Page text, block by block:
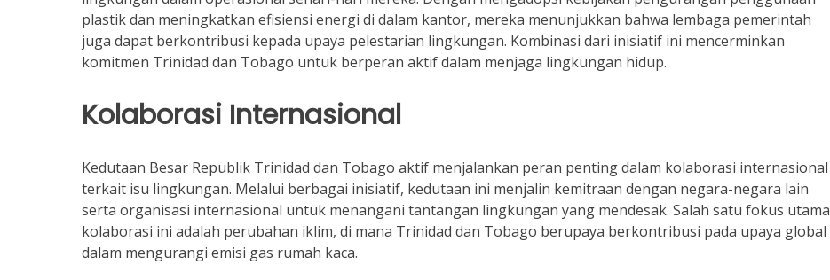
plastik dan meningkatkan efisiensi energi di dalam kantor, mereka menunjukkan bahwa lembaga pemerintah
juga dapat berkontribusi kepada upaya pelestarian lingkungan. Kombinasi dari inisiatif ini mencerminkan
komitmen Trinidad dan Tobago untuk berperan aktif dalam menjaga lingkungan hidup.
Kolaborasi Internasional
Kedutaan Besar Republik Trinidad dan Tobago aktif menjalankan peran penting dalam kolaborasi internasional
terkait isu lingkungan. Melalui berbagai inisiatif, kedutaan ini menjalin kemitraan dengan negara-negara lain
serta organisasi internasional untuk menangani tantangan lingkungan yang mendesak. Salah satu fokus utama
kolaborasi ini adalah perubahan iklim, di mana Trinidad dan Tobago berupaya berkontribusi pada upaya global
dalam mengurangi emisi gas rumah kaca.